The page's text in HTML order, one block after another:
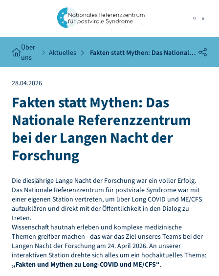
Über
uns
Aktuelles
Fakten statt Mythen: Das Nationale
28.04.2026
Fakten statt Mythen: Das
Nationale Referenzzentrum
bei der Langen Nacht der
Forschung
Die diesjährige Lange Nacht der Forschung war ein voller Erfolg.
Das Nationale Referenzzentrum für postvirale Syndrome war mit
einer eigenen Station vertreten, um über Long COVID und ME/CFS
aufzuklären und direkt mit der Öffentlichkeit in den Dialog zu
treten.
Wissenschaft hautnah erleben und komplexe medizinische
Themen greifbar machen - das war das Ziel unseres Teams bei der
Langen Nacht der Forschung am 24. April 2026. An unserer
interaktiven Station drehte sich alles um ein hochaktuelles Thema:
„Fakten und Mythen zu Long-COVID und ME/CFS“.